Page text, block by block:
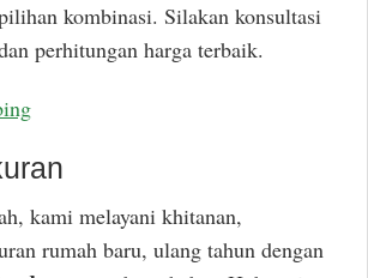
kombinasi. Silakan konsultasi
perhitungan harga terbaik.
kami melayani khitanan,
rumah baru, ulang tahun dengan